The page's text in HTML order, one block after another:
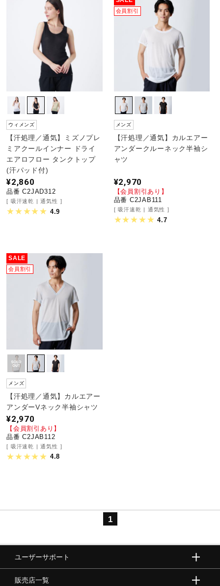
インナー
寝具／ミズノスリープ
アウトドア／レイン
健康／エクササイズ
ジュニア／キッズ
コラボ／ライセンス
セール
その他
サポート
直営店一覧
取扱店一覧
ウィメンズ
【汗処理／通気】ミズノプレ
ミアクールインナー ドライ
エアロフロー タンクトップ
(汗パッド付)
¥2,860
品番 C2JAD312
吸汗速乾 通気性
4.9
会員割引
メンズ
【汗処理／通気】カルエアー
アンダークルーネック半袖シ
ャツ
¥2,970
【会員割引あり】
品番 C2JAB111
吸汗速乾 通気性
4.7
SALE
会員割引
メンズ
【汗処理／通気】カルエアー
アンダーVネック半袖シャツ
¥2,970
【会員割引あり】
品番 C2JAB112
吸汗速乾 通気性
4.8
1
ユーザーサポート
販売店一覧